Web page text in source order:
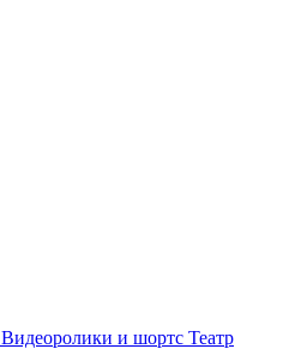
Видеоролики и шортс Театр